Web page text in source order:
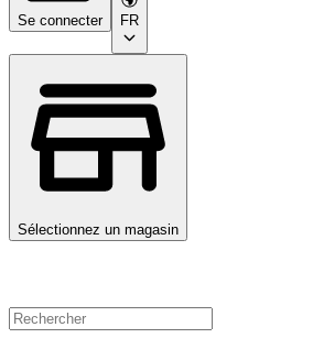
Se connecter FR
Sélectionnez un magasin